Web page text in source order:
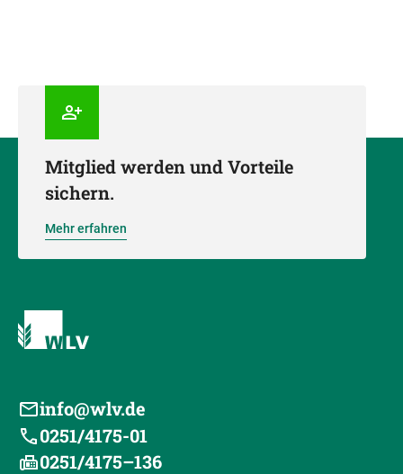
Mitglied werden und Vorteile
sichern.
Mehr erfahren
info@wlv.de
0251/4175-01
0251/4175–136